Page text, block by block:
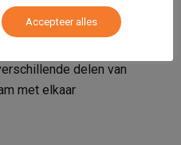
stuurt het lichaam
het bovenbrein,
delen van
met elkaar
Accepteer alles